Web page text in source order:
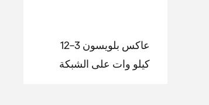
عاكس بلويسون 3-12
كيلو وات على الشبكة